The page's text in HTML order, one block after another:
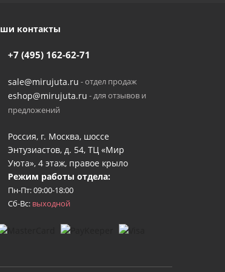
контакты
+7 (495) 162-62-71
sale@mirujuta.ru - отдел продаж
eshop@mirujuta.ru - для отзывов и
предложений
Россия, г. Москва, шоссе
Энтузиастов, д. 54, ТЦ «Мир
Уюта», 4 этаж, правое крыло
Режим работы отдела:
Пн-Пт: 09:00-18:00
Сб-Вс: выходной